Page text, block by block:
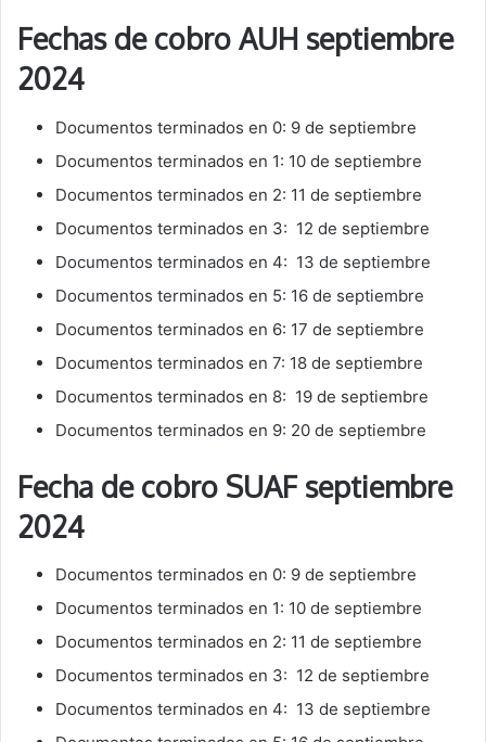
Fechas de cobro AUH septiembre
2024
Documentos terminados en 0: 9 de septiembre
Documentos terminados en 1: 10 de septiembre
Documentos terminados en 2: 11 de septiembre
Documentos terminados en 3: 12 de septiembre
Documentos terminados en 4: 13 de septiembre
Documentos terminados en 5: 16 de septiembre
Documentos terminados en 6: 17 de septiembre
Documentos terminados en 7: 18 de septiembre
Documentos terminados en 8: 19 de septiembre
Documentos terminados en 9: 20 de septiembre
Fecha de cobro SUAF septiembre
2024
Documentos terminados en 0: 9 de septiembre
Documentos terminados en 1: 10 de septiembre
Documentos terminados en 2: 11 de septiembre
Documentos terminados en 3: 12 de septiembre
Documentos terminados en 4: 13 de septiembre